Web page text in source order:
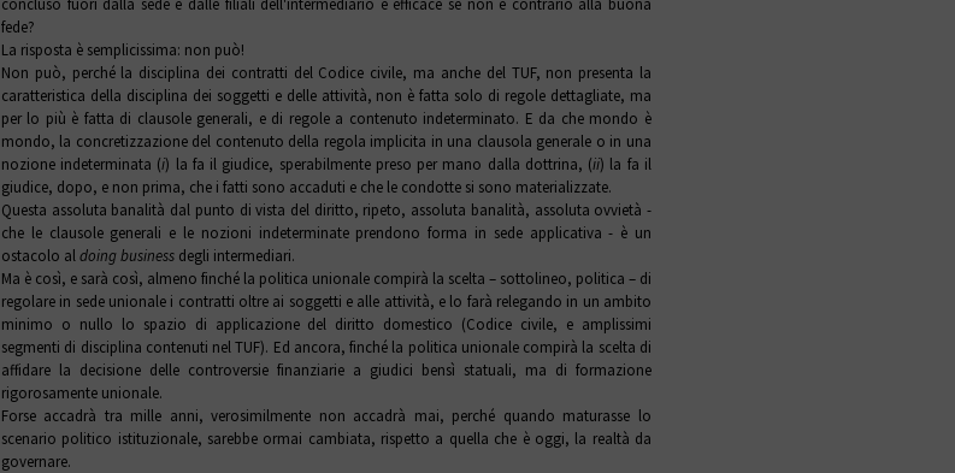
fede?
La risposta è semplicissima: non può!
Non può, perché la disciplina dei contratti del Codice civile, ma anche del TUF, non presenta la
caratteristica della disciplina dei soggetti e delle attività, non è fatta solo di regole dettagliate, ma
per lo più è fatta di clausole generali, e di regole a contenuto indeterminato. E da che mondo è
mondo, la concretizzazione del contenuto della regola implicita in una clausola generale o in una
nozione indeterminata (i) la fa il giudice, sperabilmente preso per mano dalla dottrina, (ii) la fa il
giudice, dopo, e non prima, che i fatti sono accaduti e che le condotte si sono materializzate.
Questa assoluta banalità dal punto di vista del diritto, ripeto, assoluta banalità, assoluta ovvietà -
che le clausole generali e le nozioni indeterminate prendono forma in sede applicativa - è un
ostacolo aldoing businessdegli intermediari.
Ma è così, e sarà così, almeno finché la politica unionale compirà la scelta – sottolineo, politica – di
regolare in sede unionale i contratti oltre ai soggetti e alle attività, e lo farà relegando in un ambito
minimo o nullo lo spazio di applicazione del diritto domestico (Codice civile, e amplissimi
segmenti di disciplina contenuti nel TUF). Ed ancora, finché la politica unionale compirà la scelta di
affidare la decisione delle controversie finanziarie a giudici bensì statuali, ma di formazione
rigorosamente unionale.
Forse accadrà tra mille anni, verosimilmente non accadrà mai, perché quando maturasse lo
scenario politico istituzionale, sarebbe ormai cambiata, rispetto a quella che è oggi, la realtà da
governare.